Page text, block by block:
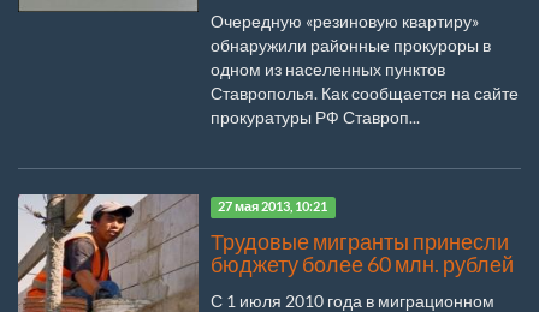
Очередную «резиновую квартиру»
обнаружили районные прокуроры в
одном из населенных пунктов
Ставрополья. Как сообщается на сайте
прокуратуры РФ Ставроп...
27 мая 2013, 10:21
Трудовые мигранты принесли
бюджету более 60 млн. рублей
С 1 июля 2010 года в миграционном